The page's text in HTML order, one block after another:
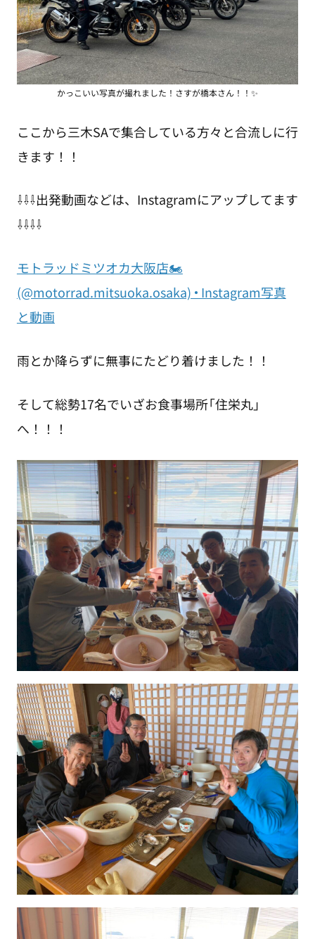
かっこいい写真が撮れました！さすが橋本さん！！✨
ここから三木SAで集合している方々と合流しに行
きます！！
⇩⇩⇩出発動画などは、Instagramにアップしてます
⇩⇩⇩⇩
モトラッドミツオカ大阪店🏍️
(@motorrad.mitsuoka.osaka) • Instagram写真
と動画
雨とか降らずに無事にたどり着けました！！
そして総勢17名でいざお食事場所「住栄丸」
へ！！！